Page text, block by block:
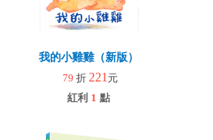
我的小雞雞（新版）
79 折 221 元
紅利 1 點